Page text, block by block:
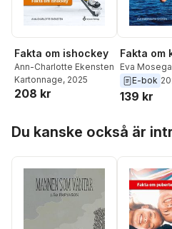
Fakta om ishockey
Ann-Charlotte Ekensten
Kartonnage, 2025
208 kr
Fakta om
Eva
Amdisen
E-bok
139 kr
Du kanske också är